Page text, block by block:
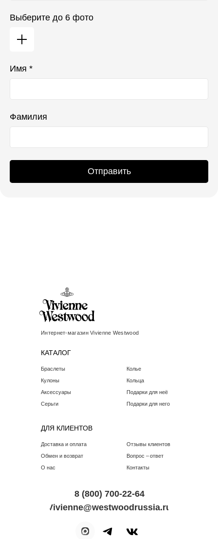
Выберите до 6 фото
Имя *
Фамилия
Отправить
КАТАЛОГ
ДЛЯ КЛИЕНТОВ
Интернет-магазин Vivienne Westwood
Vivienne@westwoodrussia.ru
8 (800) 700-22-64
Доставка и оплата
Обмен и возврат
Вопрос – ответ
Отзывы клиентов
О нас Контакты
Браслеты
Серьги
Кулоны
Колье
Кольца
Аксессуары
Подарки для неё
Подарки для него